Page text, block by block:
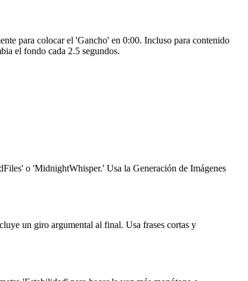
para colocar el 'Gancho' en 0:00. Incluso para contenido
el fondo cada 2.5 segundos.
o 'MidnightWhisper.' Usa la Generación de Imágenes
un giro argumental al final. Usa frases cortas y